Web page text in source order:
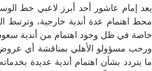
يعد إمام عاشور أحد أبرز لاعبي خط
محط اهتمام عدة أندية خارجية، وترتبط
خاصة في ظل وجود اهتمام من أندية
ورحب مسؤولو الأهلي بمناقشة أي
ما يتردد بشأن اهتمام أندية عديدة